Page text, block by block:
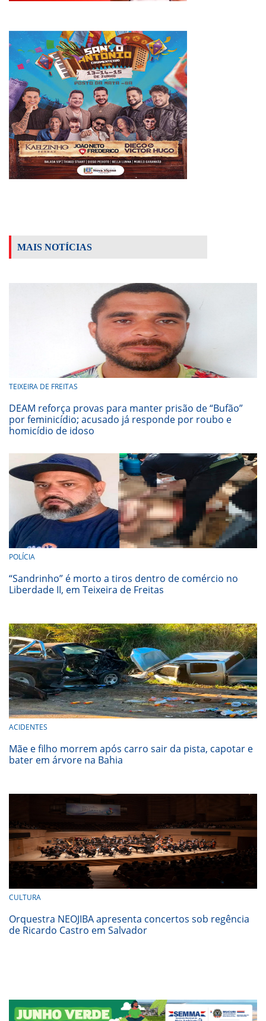
MAIS NOTÍCIAS
TEIXEIRA DE FREITAS
DEAM reforça provas para manter prisão de “Bufão”
por feminicídio; acusado já responde por roubo e
homicídio de idoso
POLÍCIA
“Sandrinho” é morto a tiros dentro de comércio no
Liberdade II, em Teixeira de Freitas
ACIDENTES
Mãe e filho morrem após carro sair da pista, capotar e
bater em árvore na Bahia
CULTURA
Orquestra NEOJIBA apresenta concertos sob regência
de Ricardo Castro em Salvador